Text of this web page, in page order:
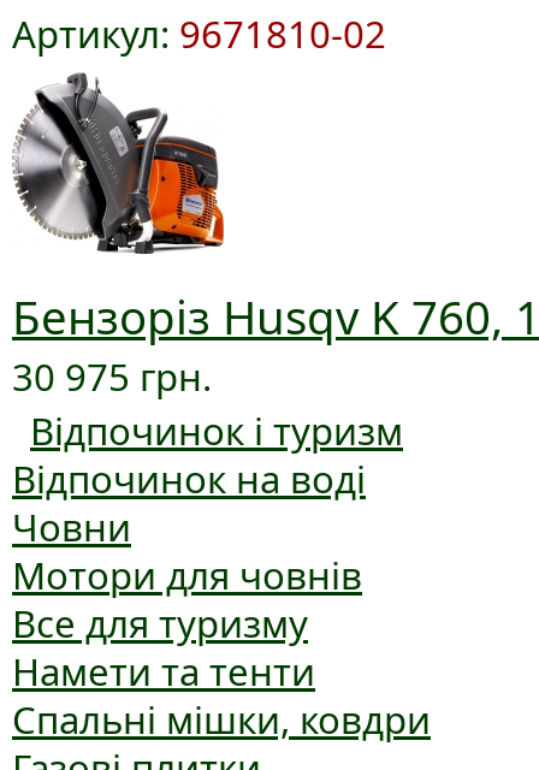
Артикул: 9671810-02
Бензоріз Husqv K 760,
30 975 грн.
Відпочинок і туризм
Відпочинок на воді
Човни
Мотори для човнів
Все для туризму
Намети та тенти
Спальні мішки, ковдри